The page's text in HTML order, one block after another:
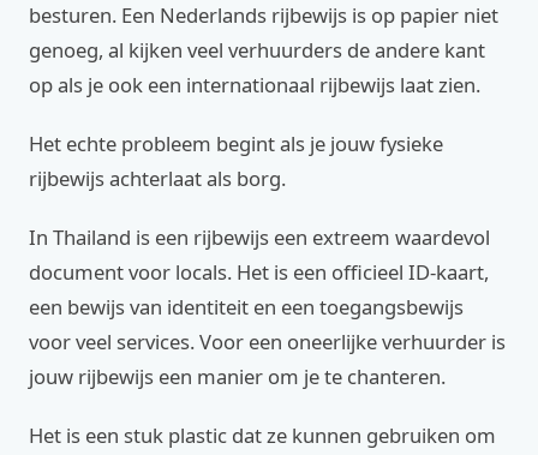
besturen. Een Nederlands rijbewijs is op papier niet
genoeg, al kijken veel verhuurders de andere kant
op als je ook een internationaal rijbewijs laat zien.
Het echte probleem begint als je jouw fysieke
rijbewijs achterlaat als borg.
In Thailand is een rijbewijs een extreem waardevol
document voor locals. Het is een officieel ID-kaart,
een bewijs van identiteit en een toegangsbewijs
voor veel services. Voor een oneerlijke verhuurder is
jouw rijbewijs een manier om je te chanteren.
Het is een stuk plastic dat ze kunnen gebruiken om